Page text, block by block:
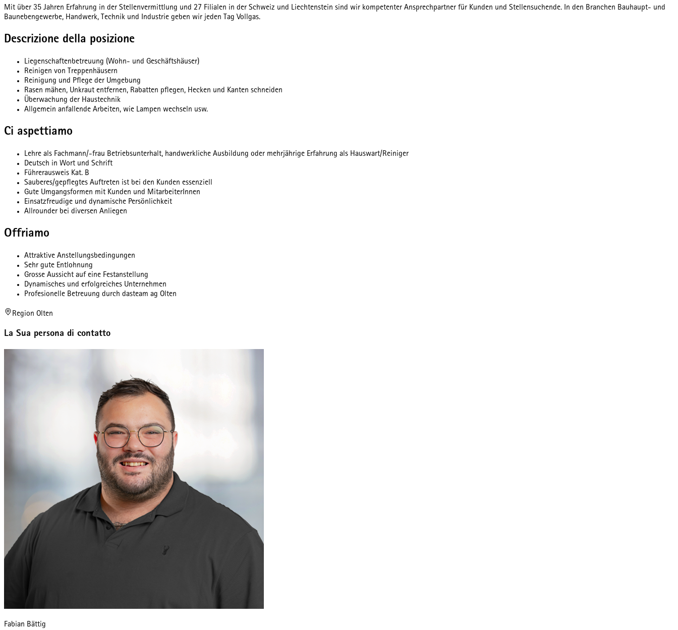
Mit über 35 Jahren Erfahrung in der Stellenvermittlung und 27 Filialen in der Schweiz und Liechtenstein sind wir kompetenter Ansprechpartner für Kunden und Stellensuchende. In den Branchen Bauhaupt- und
Baunebengewerbe, Handwerk, Technik und Industrie geben wir jeden Tag Vollgas.
Descrizione della posizione
Liegenschaftenbetreuung (Wohn- und Geschäftshäuser)
Reinigen von Treppenhäusern
Reinigung und Pflege der Umgebung
Rasen mähen, Unkraut entfernen, Rabatten pflegen, Hecken und Kanten schneiden
Überwachung der Haustechnik
Allgemein anfallende Arbeiten, wie Lampen wechseln usw.
Ci aspettiamo
Lehre als Fachmann/-frau Betriebsunterhalt, handwerkliche Ausbildung oder mehrjährige Erfahrung als Hauswart/Reiniger
Deutsch in Wort und Schrift
Führerausweis Kat. B
Sauberes/gepflegtes Auftreten ist bei den Kunden essenziell
Gute Umgangsformen mit Kunden und MitarbeiterInnen
Einsatzfreudige und dynamische Persönlichkeit
Allrounder bei diversen Anliegen
Offriamo
Attraktive Anstellungsbedingungen
Sehr gute Entlohnung
Grosse Aussicht auf eine Festanstellung
Dynamisches und erfolgreiches Unternehmen
Profesionelle Betreuung durch dasteam ag Olten
Region Olten
La Sua persona di contatto
Fabian Bättig